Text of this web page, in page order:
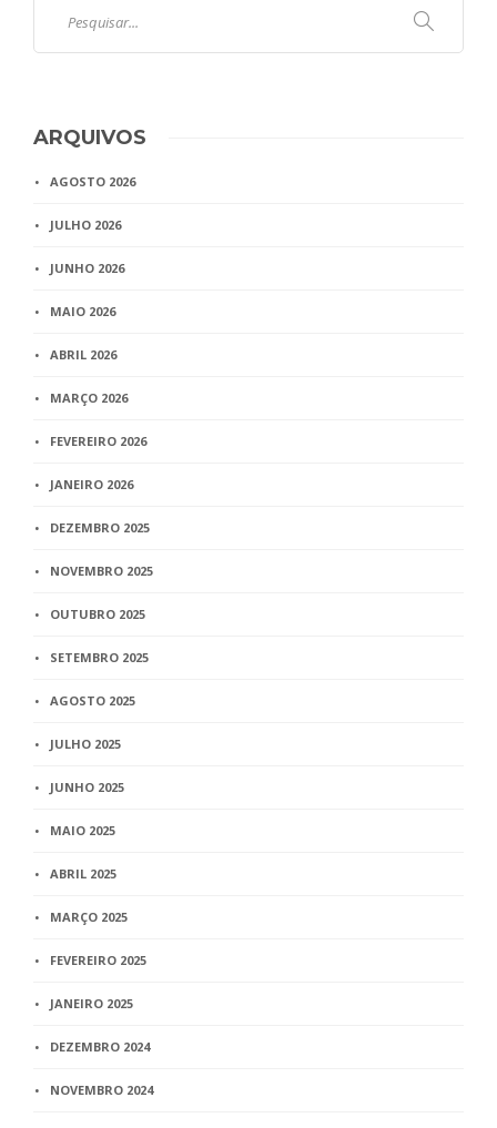
ARQUIVOS
AGOSTO 2026
JULHO 2026
JUNHO 2026
MAIO 2026
ABRIL 2026
MARÇO 2026
FEVEREIRO 2026
JANEIRO 2026
DEZEMBRO 2025
NOVEMBRO 2025
OUTUBRO 2025
SETEMBRO 2025
AGOSTO 2025
JULHO 2025
JUNHO 2025
MAIO 2025
ABRIL 2025
MARÇO 2025
FEVEREIRO 2025
JANEIRO 2025
DEZEMBRO 2024
NOVEMBRO 2024